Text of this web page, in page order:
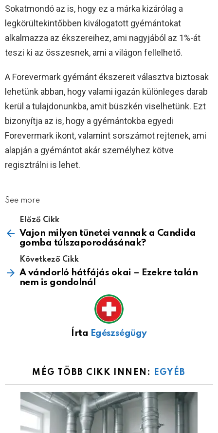
Sokatmondó az is, hogy ez a márka kizárólag a
legkörültekintőbben kiválogatott gyémántokat
alkalmazza az ékszereihez, ami nagyjából az 1%-át
teszi ki az összesnek, ami a világon fellelhető.
A Forevermark gyémánt ékszereit választva biztosak
lehetünk abban, hogy valami igazán különleges darab
kerül a tulajdonunkba, amit büszkén viselhetünk. Ezt
bizonyítja az is, hogy a gyémántokba egyedi
Forevermark ikont, valamint sorszámot rejtenek, ami
alapján a gyémántot akár személyhez kötve
regisztrálni is lehet.
See more
Előző Cikk
Vajon milyen tünetei vannak a Candida
gomba túlszaporodásának?
Következő Cikk
A vándorló hátfájás okai – Ezekre talán
nem is gondolnál
Írta Egészségügy
MÉG TÖBB CIKK INNEN: EGYÉB